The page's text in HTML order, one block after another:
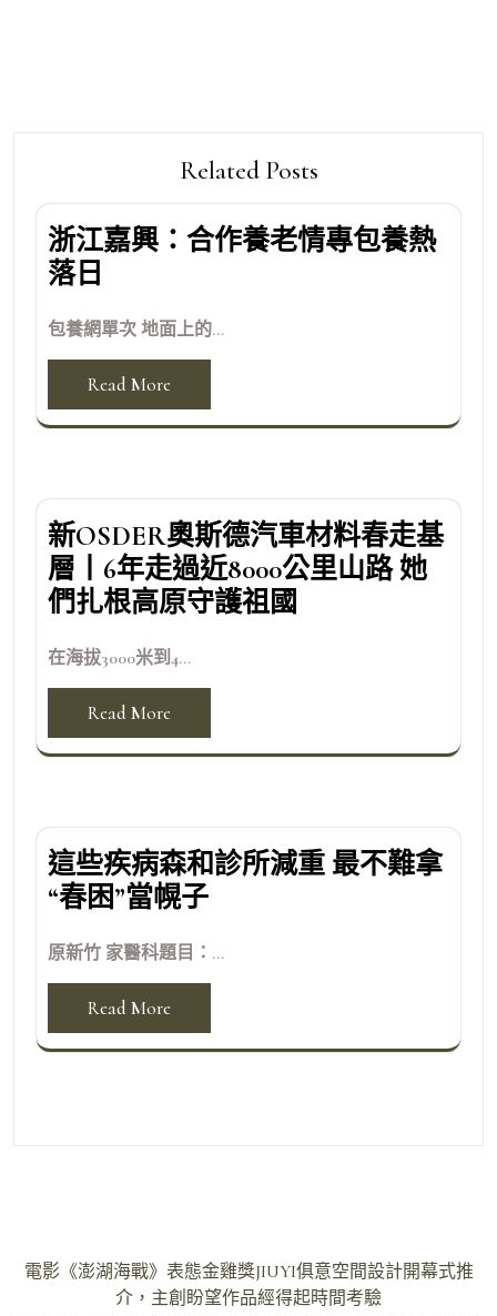
Related Posts
浙江嘉興：合作養老情專包養熱
落日
包養網單次 地面上的...
Read More
新OSDER奧斯德汽車材料春走基
層丨6年走過近8000公里山路 她
們扎根高原守護祖國
在海拔3000米到4...
Read More
這些疾病森和診所減重 最不難拿
“春困”當幌子
原新竹 家醫科題目：...
Read More
文
電影《澎湖海戰》表態金雞獎JIUYI俱意空間設計開幕式推
介，主創盼望作品經得起時間考驗